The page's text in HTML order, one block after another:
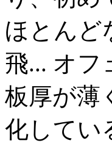
ほとんど
飛... オフ
板厚が薄
化してい